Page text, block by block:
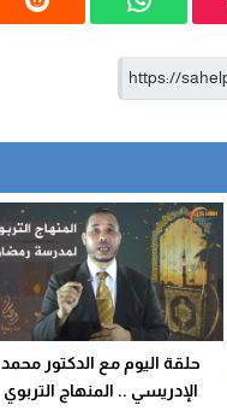
حلقة اليوم مع الدكتور محمد
الإدريسي .. المنهاج التربوي